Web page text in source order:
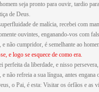
seja pronto para ouvir, tardio
de Deus.
de malícia, recebei com
ouvintes, enganando-vos com
não cumpridor, é semelhante ao
e logo se esquece de como era.
perfeita da liberdade, e nisso
não refreia a sua língua, antes engana
o Pai, é esta: Visitar os órfãos e as